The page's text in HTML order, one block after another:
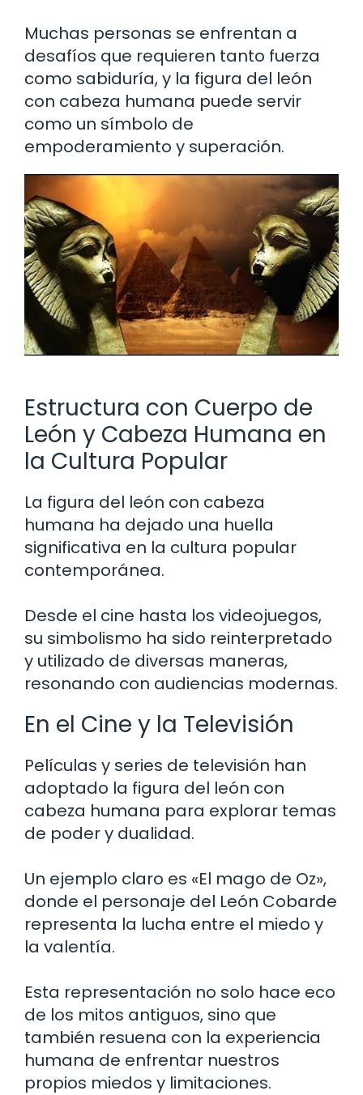
Muchas personas se enfrentan a
desafíos que requieren tanto fuerza
como sabiduría, y la figura del león
con cabeza humana puede servir
como un símbolo de
empoderamiento y superación.
Estructura con Cuerpo de
León y Cabeza Humana en
la Cultura Popular
La figura del león con cabeza
humana ha dejado una huella
significativa en la cultura popular
contemporánea.
Desde el cine hasta los videojuegos,
su simbolismo ha sido reinterpretado
y utilizado de diversas maneras,
resonando con audiencias modernas.
En el Cine y la Televisión
Películas y series de televisión han
adoptado la figura del león con
cabeza humana para explorar temas
de poder y dualidad.
Un ejemplo claro es «El mago de Oz»,
donde el personaje del León Cobarde
representa la lucha entre el miedo y
la valentía.
Esta representación no solo hace eco
de los mitos antiguos, sino que
también resuena con la experiencia
humana de enfrentar nuestros
propios miedos y limitaciones.